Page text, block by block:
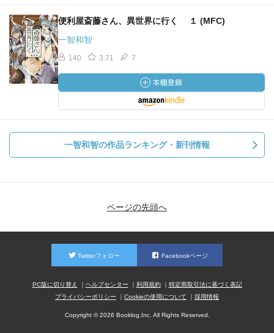
便利屋斎藤さん、異世界に行く １ (MFC)
一智和智
140 3.71 7
一智和智の作品ランキング・新刊情報
ページの先頭へ
Twitterフォロー Facebookページ
PC版に切り替え ヘルプセンター 利用規約
特定商取引法に基づく表記
プライバシーポリシー
Cookieの使用について 採用情報
Copyright © 2026 Booklog,Inc. All Rights Reserved.